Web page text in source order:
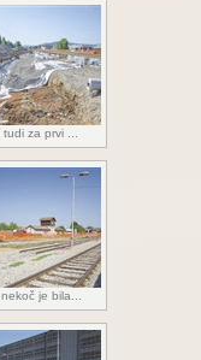
tudi za prvi ...
nekoč je bila...